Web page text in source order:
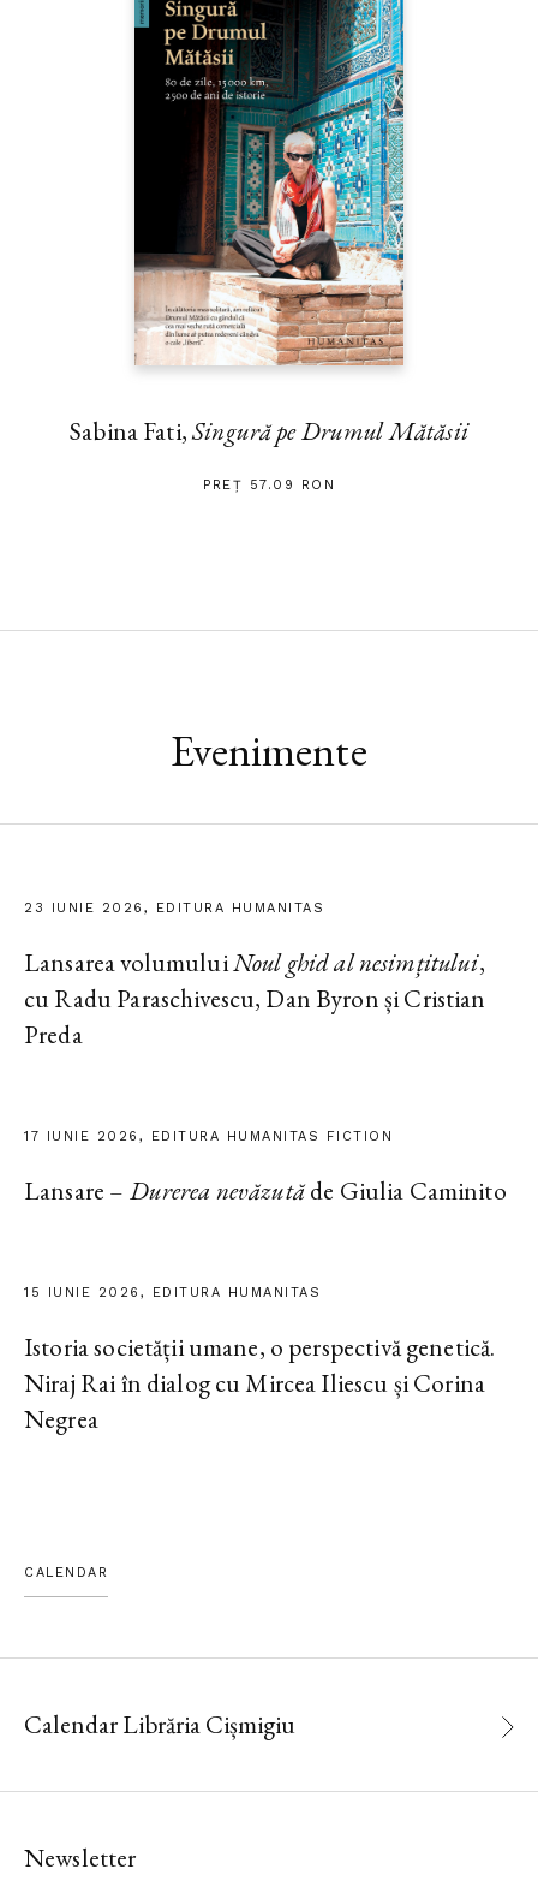
Sabina Fati,Singură pe Drumul Mătăsii
PREȚ 57.09 RON
Evenimente
23 IUNIE 2026, EDITURA HUMANITAS
Lansarea volumuluiNoul ghid al nesimțitului,
cu Radu Paraschivescu, Dan Byron și Cristian
Preda
17 IUNIE 2026, EDITURA HUMANITAS FICTION
Lansare – Durerea nevăzutăde Giulia Caminito
15 IUNIE 2026, EDITURA HUMANITAS
Istoria societății umane, o perspectivă genetică.
Niraj Rai în dialog cu Mircea Iliescu și Corina
Negrea
CALENDAR
Calendar Librăria Cișmigiu
Newsletter